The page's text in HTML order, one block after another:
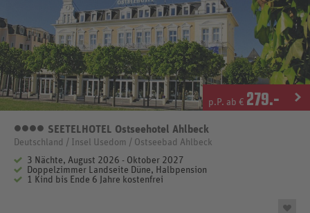
p.P. ab € 279.-
4 Sterne
SEETELHOTEL Ostseehotel Ahlbeck
Deutschland / Insel Usedom / Ostseebad Ahlbeck
3 Nächte, August 2026 - Oktober 2027
Doppelzimmer Landseite Düne, Halbpension
1 Kind bis Ende 6 Jahre kostenfrei